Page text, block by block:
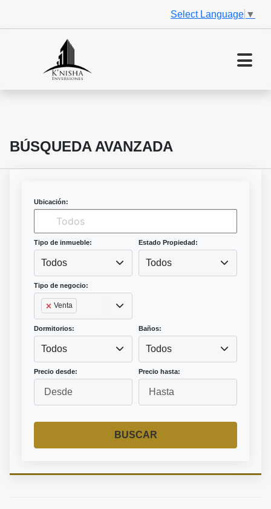
Select Language ▼
BÚSQUEDA AVANZADA
Ubicación:
Tipo de inmueble:
Todos
Estado Propiedad:
Todos
Tipo de negocio:
Venta
Dormitorios:
Todos
Baños:
Todos
Precio desde: Precio hasta:
BUSCAR